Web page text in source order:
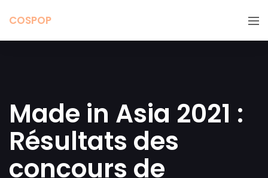
COSPOP
Made in Asia 2021 :
Résultats des
concours de